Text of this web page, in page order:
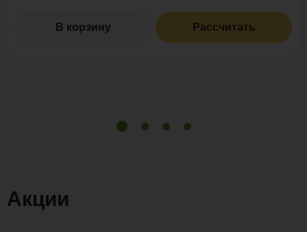
В корзину Рассчитать
Акции